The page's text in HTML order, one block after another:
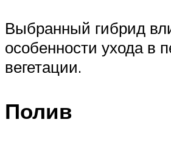
Выбранный гибрид
особенности ухода в
вегетации.
Полив